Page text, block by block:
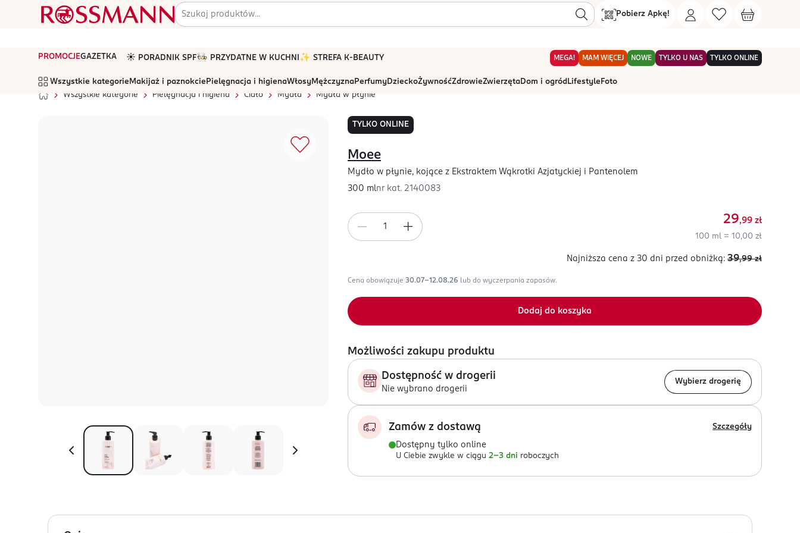
Pobierz Apkę!
PROMOCJEGAZETKA ☀️ PORADNIK SPF🧑🏻‍🍳 PRZYDATNE W KUCHNI ✨ STREFA K-BEAUTY MEGA! MAM WIĘCEJ NOWE TYLKO U NAS TYLKO ONLINE
Wszystkie kategorie Makijaż i paznokcie Pielęgnacja i higienaWłosyMężczyznaPerfumyDzieckoŻywnośćZdrowieZwierzętaDom i ogród Lifestyle Foto
Wszystkie kategorie
Pielęgnacja i higiena Ciało Mydła Mydła w płynie
TYLKO ONLINE
Moee
Mydło w płynie, kojące z Ekstraktem Wąkrotki Azjatyckiej i Pantenolem
300 mlnr kat. 2140083
29,99 zł
100 ml = 10,00 zł
Najniższa cena z 30 dni przed obniżką: 39,99 zł
Cena obowiązuje 30.07-12.08.26 lub do wyczerpania zapasów.
Dodaj do koszyka
Możliwości zakupu produktu
Dostępność w drogerii
Nie wybrano drogerii
Wybierz drogerię
Zamów z dostawą Szczegóły
Dostępny tylko online
U Ciebie zwykle w ciągu 2-3 dni roboczych